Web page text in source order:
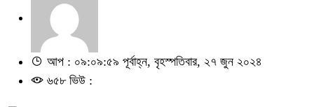
আপ : ০৯:০৯:৫৯ পূর্বাহ্ন, বৃহস্পতিবার, ২৭ জুন ২০২৪
৬৫৮ ভিউ :